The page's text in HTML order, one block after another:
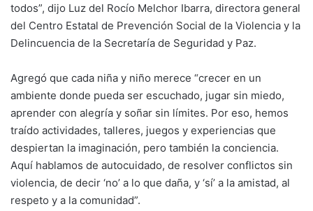
todos”, dijo Luz del Rocío Melchor Ibarra, directora general
del Centro Estatal de Prevención Social de la Violencia y la
Delincuencia de la Secretaría de Seguridad y Paz.
Agregó que cada niña y niño merece “crecer en un
ambiente donde pueda ser escuchado, jugar sin miedo,
aprender con alegría y soñar sin límites. Por eso, hemos
traído actividades, talleres, juegos y experiencias que
despiertan la imaginación, pero también la conciencia.
Aquí hablamos de autocuidado, de resolver conflictos sin
violencia, de decir ‘no’ a lo que daña, y ‘sí’ a la amistad, al
respeto y a la comunidad”.